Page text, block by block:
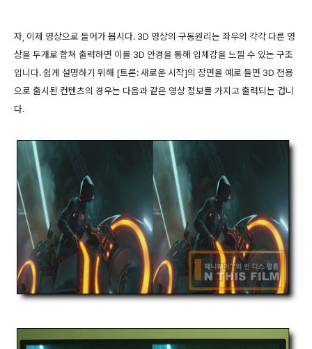
자, 이제 영상으로 들어가 봅시다. 3D 영상의 구동원리는 좌우의 각각 다른 영
상을 두개로 합쳐 출력하면 이를 3D 안경을 통해 입체감을 느낄 수 있는 구조
입니다. 쉽게 설명하기 위해 [트론: 새로운 시작]의 장면을 예로 들면 3D 전용
으로 출시된 컨텐츠의 경우는 다음과 같은 영상 정보를 가지고 출력되는 겁니
다.